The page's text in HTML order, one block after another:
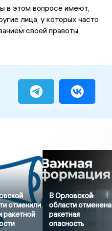
в этом вопросе имеют,
лица, у которых часто
своей правоты.
отменили
ракетной
В Орловской
области отменена
ракетная
опасность